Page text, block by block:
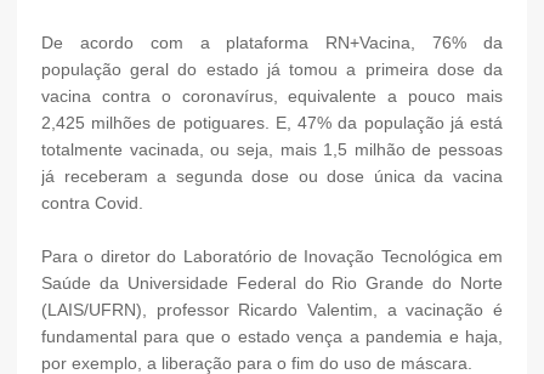
De acordo com a plataforma RN+Vacina, 76% da
população geral do estado já tomou a primeira dose da
vacina contra o coronavírus, equivalente a pouco mais
2,425 milhões de potiguares. E, 47% da população já está
totalmente vacinada, ou seja, mais 1,5 milhão de pessoas
já receberam a segunda dose ou dose única da vacina
contra Covid.
Para o diretor do Laboratório de Inovação Tecnológica em
Saúde da Universidade Federal do Rio Grande do Norte
(LAIS/UFRN), professor Ricardo Valentim, a vacinação é
fundamental para que o estado vença a pandemia e haja,
por exemplo, a liberação para o fim do uso de máscara.